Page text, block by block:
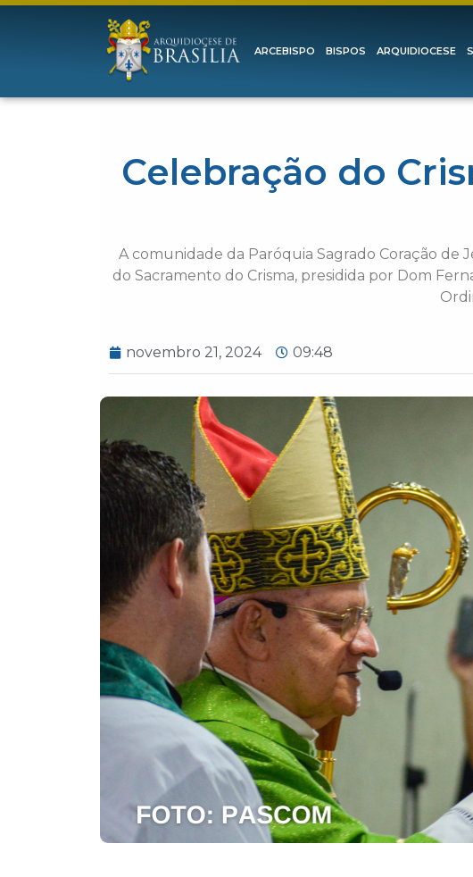
ARCEBISPO BISPOS ARQUIDIOCESE
Celebração do
A comunidade da Paróquia Sagrado Coração de
do Sacramento do Crisma, presidida por Dom
novembro 21, 2024 09:48